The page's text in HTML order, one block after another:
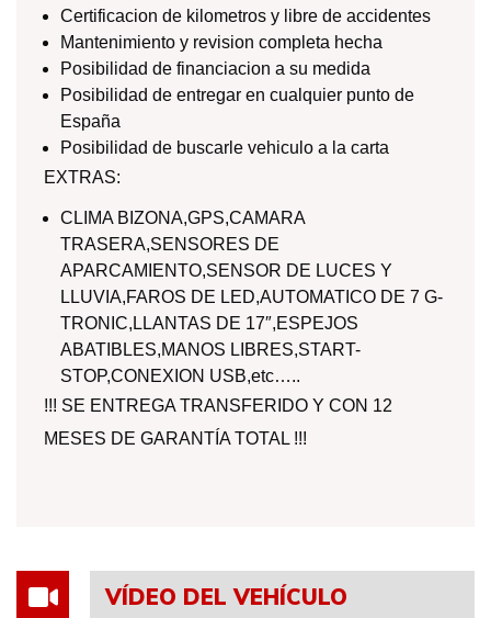
Certificacion de kilometros y libre de accidentes
Mantenimiento y revision completa hecha
Posibilidad de financiacion a su medida
Posibilidad de entregar en cualquier punto de
España
Posibilidad de buscarle vehiculo a la carta
EXTRAS:
CLIMA BIZONA,GPS,CAMARA
TRASERA,SENSORES DE
APARCAMIENTO,SENSOR DE LUCES Y
LLUVIA,FAROS DE LED,AUTOMATICO DE 7 G-
TRONIC,LLANTAS DE 17″,ESPEJOS
ABATIBLES,MANOS LIBRES,START-
STOP,CONEXION USB,etc…..
!!! SE ENTREGA TRANSFERIDO Y CON 12
MESES DE GARANTÍA TOTAL !!!
VÍDEO DEL VEHÍCULO